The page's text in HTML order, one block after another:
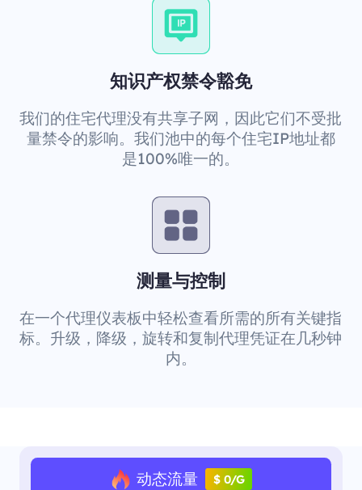
知识产权禁令豁免
我们的住宅代理没有共享子网，因此它们不受批
量禁令的影响。我们池中的每个住宅IP地址都
是100%唯一的。
测量与控制
在一个代理仪表板中轻松查看所需的所有关键指
标。升级，降级，旋转和复制代理凭证在几秒钟
内。
动态流量 $ 0/G